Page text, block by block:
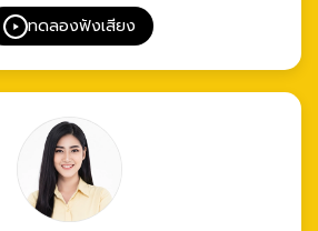
ทดลองฟังเสียง